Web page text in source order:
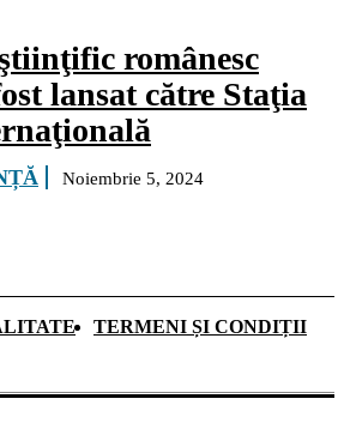
românesc
lansat către Staţia
Noiembrie 5, 2024
TERMENI ȘI CONDIȚII